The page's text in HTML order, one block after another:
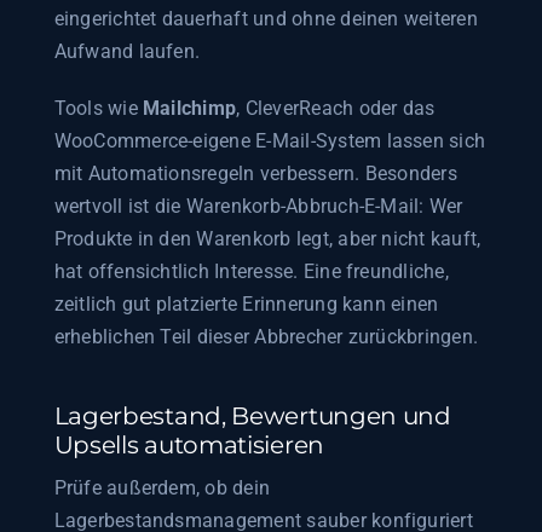
eingerichtet dauerhaft und ohne deinen weiteren
Aufwand laufen.
Tools wie Mailchimp, CleverReach oder das
WooCommerce-eigene E-Mail-System lassen sich
mit Automationsregeln verbessern. Besonders
wertvoll ist die Warenkorb-Abbruch-E-Mail: Wer
Produkte in den Warenkorb legt, aber nicht kauft,
hat offensichtlich Interesse. Eine freundliche,
zeitlich gut platzierte Erinnerung kann einen
erheblichen Teil dieser Abbrecher zurückbringen.
Lagerbestand, Bewertungen und
Upsells automatisieren
Prüfe außerdem, ob dein
Lagerbestandsmanagement sauber konfiguriert